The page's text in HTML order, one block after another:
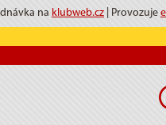
na klubweb.cz | Provozuje